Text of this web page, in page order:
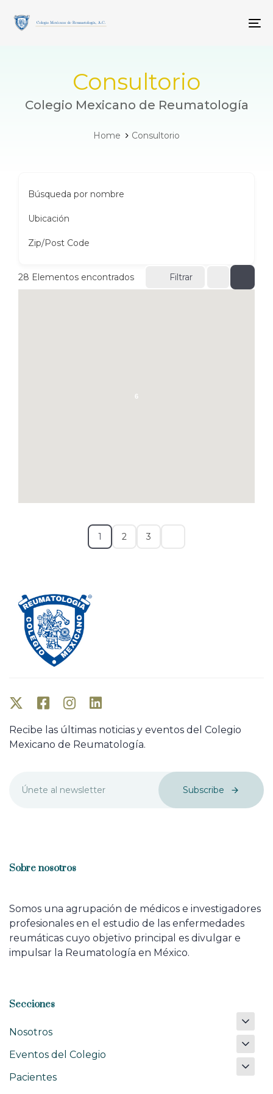
links
primary
Consultorio
Colegio Mexicano de Reumatología
Home Consultorio
Búsqueda por nombre
Ubicación
Zip/Post Code
28 Elementos encontrados Filtrar
6
1 2 3
Recibe las últimas noticias y eventos del Colegio
Mexicano de Reumatología.
Subscribe
Sobre nosotros
Somos una agrupación de médicos e investigadores
profesionales en el estudio de las enfermedades
reumáticas cuyo objetivo principal es divulgar e
impulsar la Reumatología en México.
Secciones
Nosotros
Eventos del Colegio
Pacientes